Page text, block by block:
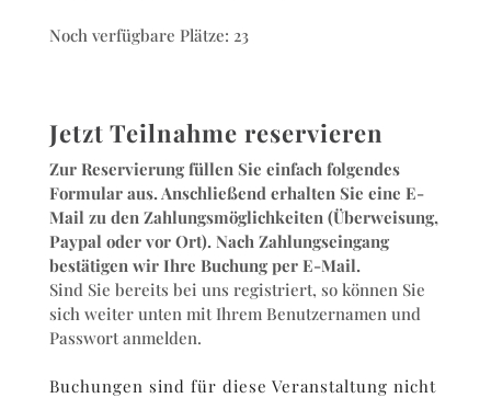
Noch verfügbare Plätze: 23
Jetzt Teilnahme reservieren
Zur Reservierung füllen Sie einfach folgendes
Formular aus. Anschließend erhalten Sie eine E-
Mail zu den Zahlungsmöglichkeiten (Überweisung,
Paypal oder vor Ort). Nach Zahlungseingang
bestätigen wir Ihre Buchung per E-Mail.
Sind Sie bereits bei uns registriert, so können Sie
sich weiter unten mit Ihrem Benutzernamen und
Passwort anmelden.
Buchungen sind für diese Veranstaltung nicht